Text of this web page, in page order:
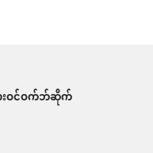
းဝင်ဝက်ဘ်ဆိုက်